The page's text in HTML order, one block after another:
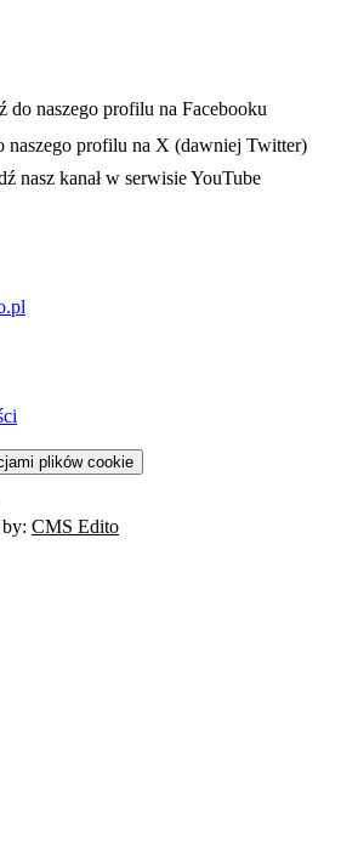
się w nowej karcie
do naszego profilu na Facebooku
karcie
naszego profilu na X (dawniej Twitter)
się w nowej karcie
nasz kanał w serwisie YouTube
plików cookie
CMS Edito